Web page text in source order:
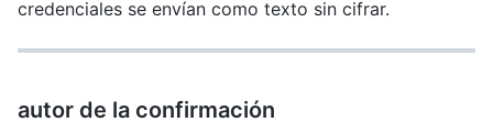
credenciales se envían como texto sin cifrar.
autor de la confirmación